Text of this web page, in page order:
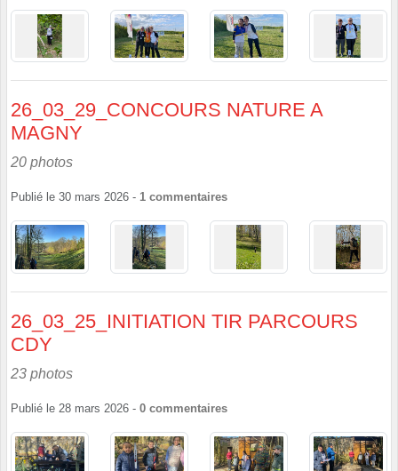
26_03_29_CONCOURS NATURE A
MAGNY
20 photos
Publié le 30 mars 2026 - 1 commentaires
26_03_25_INITIATION TIR PARCOURS
CDY
23 photos
Publié le 28 mars 2026 - 0 commentaires